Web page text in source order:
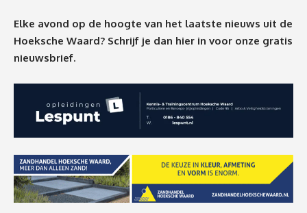
Elke avond op de hoogte van het laatste nieuws uit de
Hoeksche Waard? Schrijf je dan hier in voor onze gratis
nieuwsbrief.